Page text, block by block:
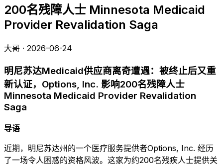
200名残障人士 Minnesota Medicaid
Provider Revalidation Saga
大哥 · 2026-06-24
明尼苏达Medicaid供应商离奇遭遇：被终止后又重
新认证，Options, Inc. 影响200名残障人士
Minnesota Medicaid Provider Revalidation
Saga
导语
近期，明尼苏达州的一个医疗服务提供者Options, Inc. 经历
了一场令人困惑的资格风波。这家为约200名残疾人士提供关